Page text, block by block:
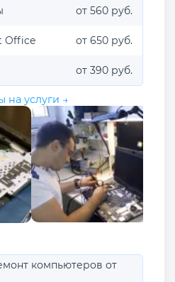
от 560 руб.
Office от 650 руб.
от 390 руб.
на услуги →
компьютеров от